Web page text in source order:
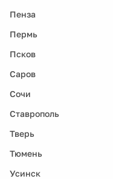
Пенза
Пермь
Псков
Саров
Сочи
Ставрополь
Тверь
Тюмень
Усинск